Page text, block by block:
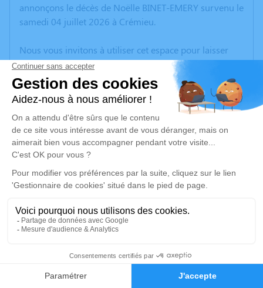
Faire-part Hommages
annonçons le décès de Noëlle BINET-EMERY survenu le
samedi 04 juillet 2026 à Crémieu.
Nous vous invitons à utiliser cet espace pour laisser
vos condoléances, partager des photos souvenirs, une
anecdote ou exprimer vos pensées à travers des
poèmes ou des textes. Cet endroit est un lieu
d'expression dédié à honorer la mémoire de Noëlle
BINET-EMERY.
Un service de plantation d’arbre hommage est
disponible ici.
Je rends hommage
Cérémonie
Cimetière de ST CASSIN
38500 Saint Cassien